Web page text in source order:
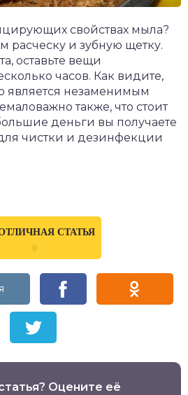
свойствах мыла?
и зубную щетку.
оставьте вещи
часов. Как видите,
является незаменимым
также, что стоит
деньги вы получаете
чистки и дезинфекции
СТАТЬЯ
0
Оцените её